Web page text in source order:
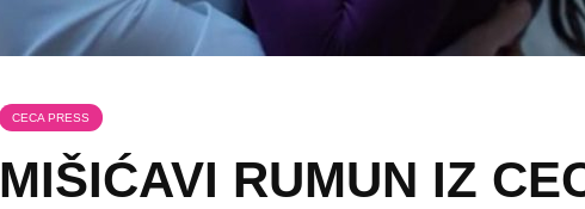
CECA PRESS
MIŠIĆAVI RUMUN IZ